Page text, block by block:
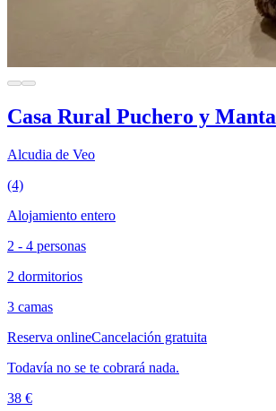
Casa Rural Puchero y Manta
Alcudia de Veo
(4)
Alojamiento entero
2 - 4 personas
2 dormitorios
3 camas
Reserva onlineCancelación gratuita
Todavía no se te cobrará nada.
38 €